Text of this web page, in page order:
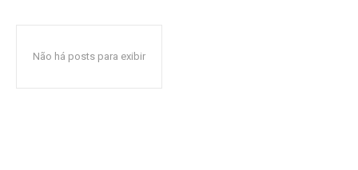
Não há posts para exibir